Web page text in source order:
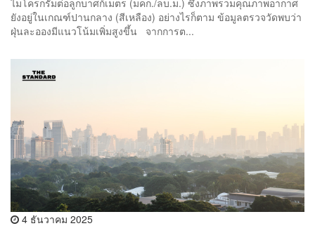
ยังอยู่ในเกณฑ์ปานกลาง (สีเหลือง) อย่างไรก็ตาม ข้อมูลตรวจวัดพบว่า
ฝุ่นละอองมีแนวโน้มเพิ่มสูงขึ้น จากการต...
4 ธันวาคม 2025